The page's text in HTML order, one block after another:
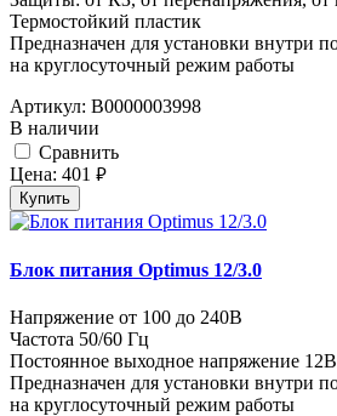
Термостойкий пластик
Предназначен для установки внутри
на круглосуточный режим работы
Артикул: В0000003998
В наличии
Cравнить
Цена: 401 руб.
Купить
Блок питания Optimus 12/3.0
Напряжение от 100 до 240В
Частота 50/60 Гц
Постоянное выходное напряжение 12В
Предназначен для установки внутри
на круглосуточный режим работы